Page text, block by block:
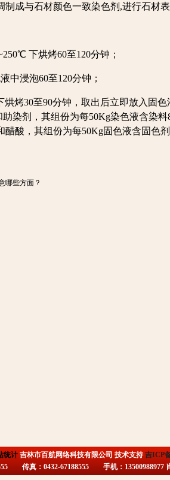
成与石材颜色一致染色剂,进行石材表
下烘烤60至120分钟；
浸泡60至120分钟；
30至90分钟，取出后立即放入固色
染剂，其组份为每50Kg染色液含染料
醋酸，其组份为每50Kg固色液含固色
哪些方面？
统计吉林市百航网络科技有限公司 技术支持吉ICP
传真：0432-67188555 手机：13500988977